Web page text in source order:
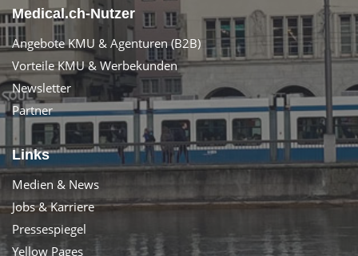
Medical.ch-Nutzer
Angebote KMU & Agenturen (B2B)
Vorteile KMU & Werbekunden
Newsletter
Partner
Links
Medien & News
Jobs & Karriere
Pressespiegel
Yellow Pages